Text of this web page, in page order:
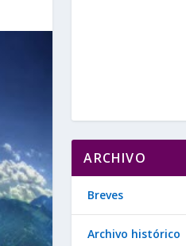
ARCHIVO
Breves
Archivo histórico